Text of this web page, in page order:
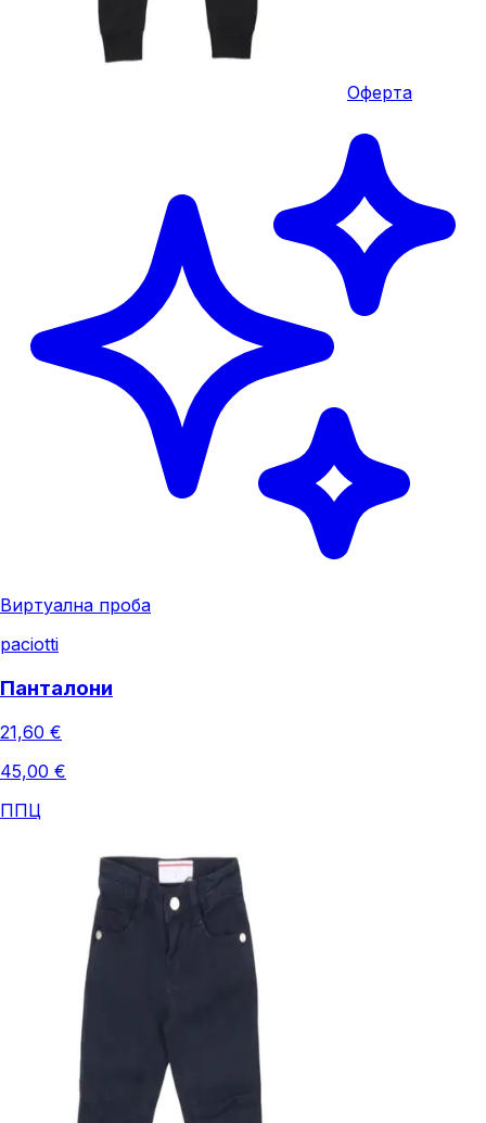
Оферта
Виртуална проба
paciotti
Панталони
21,60 €
45,00 €
ППЦ